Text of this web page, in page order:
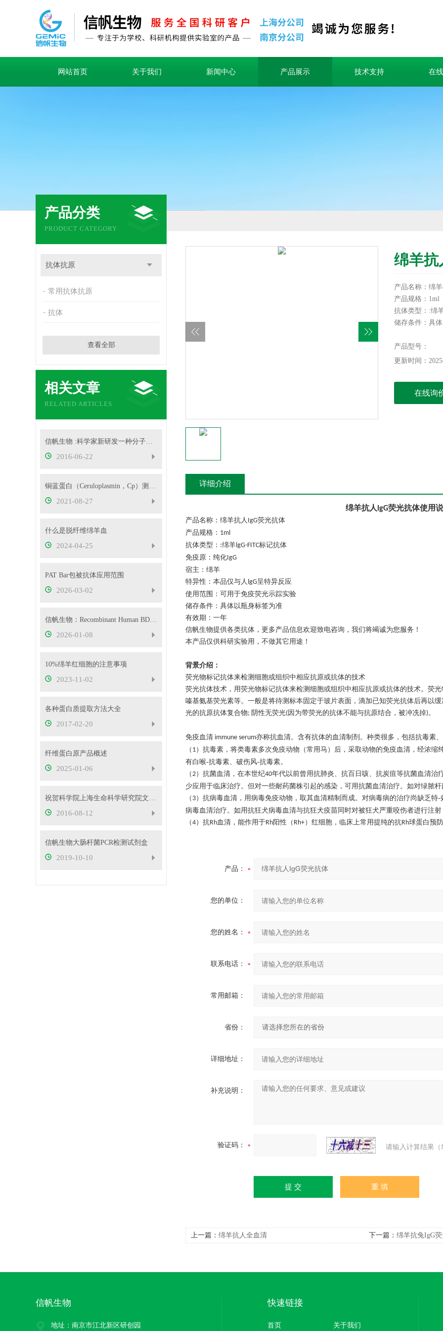
网站首页 关于我们 新闻中心 产品展示 技术支持 在
产品分类
PRODUCT CATEGORY
抗体抗原
常用抗体抗原
抗体
查看全部
相关文章
RELATED ARTICLES
信帆生物 :科学家新研发一种分子技术分析RNA
2016-06-22
铜蓝蛋白（Ceruloplasmin，Cp）测定试剂盒使用说明！
2021-08-27
什么是脱纤维绵羊血
2024-04-25
PAT Bar包被抗体应用范围
2026-03-02
信帆生物：Recombinant Human BDNF
2026-01-08
10%绵羊红细胞的注意事项
2023-11-02
各种蛋白质提取方法大全
2017-02-20
纤维蛋白原产品概述
2025-01-06
祝贺科学院上海生命科学研究院文章发表于《实验植物学杂志》
2016-08-12
信帆生物大肠杆菌PCR检测试剂盒
2019-10-10
绵羊抗
产品名称：绵
产品规格：1ml
抗体类型：:绵
储存条件：具
信帆生物提供
服务！
产品型号：
更新时间：
在线询
详细介绍
绵羊抗人 IgG荧光抗体使用
产品名称：绵羊抗人 IgG荧光抗体
产品规格： 1ml
抗体类型： :绵羊lgG-FITC标记抗体
免疫原：纯化IgG
宿主：绵羊
特异性：本品仅与人 lgG呈特异反应
使用范围：可用于免疫荧光示踪实验
储存条件：具体以瓶身标签为准
有效期：一年
信帆生物提供各类抗体，更多产品信息欢迎致电咨询，我们将竭诚为您服务！
本产品仅供科研实验用，不做其它用途！
背景介绍：
荧光物标记抗体来检测细胞或组织中相应抗原或抗体的技术
荧光抗体技术，用荧光物标记抗体来检测细胞或组织中相应抗原或抗体的技术。荧
嗪基氨基荧光素等。一般是将待测标本固定于玻片表面，滴加已知荧光抗体后再以
光的抗原抗体复合物; 阴性无荧光(因为带荧光的抗体不能与抗原结合，被冲冼掉)。
免疫血清 immune serum亦称抗血清。含有抗体的血清制剂。种类很多，包括抗毒素
（ 1）抗毒素，将类毒素多次免疫动物（常用马）后，采取动物的免疫血清，经浓
有白喉-抗毒素、破伤风-抗毒素。
（2）抗菌血清，在本世纪40年代以前曾用抗肺炎、抗百日咳、抗炭疽等抗菌血清
少应用于临床治疗。但对一些耐药菌株引起的感染，可用抗菌血清治疗。如对绿脓
（ 3）抗病毒血清，用病毒免疫动物，取其血清精制而成。对病毒病的治疗尚缺乏
病毒血清治疗。如用抗狂犬病毒血清与抗狂犬疫苗同时对被狂犬严重咬伤者进行注
（4）抗Rh血清，能作用于Rh阳性（ Rh+）红细胞，临床上常用提纯的抗Rh球蛋白预防
产品：
您的单位：
您的姓名：
联系电话：
常用邮箱：
省份：
详细地址：
补充说明：
验证码： 请输入计算结果
上一篇： 绵羊抗人全血清 下一篇： 绵羊抗兔IgG
信帆生物
地址：南京市江北新区研创园
快速链接
首页 关于我们